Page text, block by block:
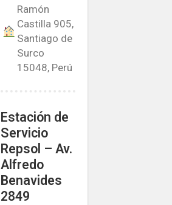
Ramón
Castilla 905,
Santiago de
Surco
15048, Perú
Estación de
Servicio
Repsol – Av.
Alfredo
Benavides
2849